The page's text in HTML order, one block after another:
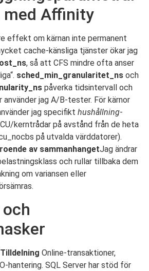
med Affinity
effekt om kärnan inte permanent
cache-känsliga tjänster ökar jag
, så att CFS mindre ofta anser
sched_min_granularitet_ns och
påverka tidsintervall och
jag A/B-tester. För kärnor
jag specifikt hushållning-
kerntrådar på avstånd från de heta
på utvalda värddatorer).
av sammanhangetJag ändrar
och rullar tillbaka dem
om variansen eller
Tilldelning Online-transaktioner,
hantering. SQL Server har stöd för